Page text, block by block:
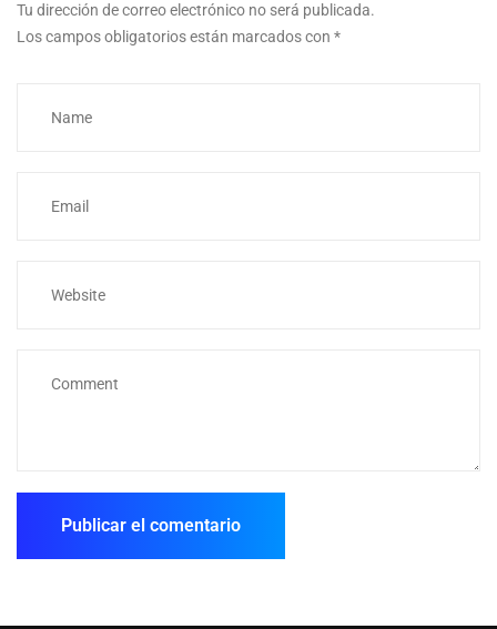
Tu dirección de correo electrónico no será publicada.
Los campos obligatorios están marcados con *